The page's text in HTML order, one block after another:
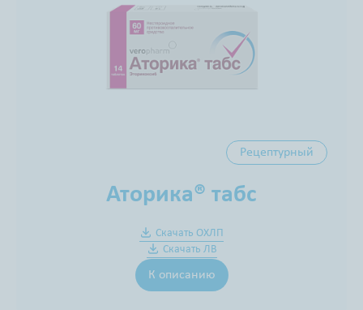
Рецептурный
Аторика® табс
Скачать ОХЛП
Скачать ЛВ
К описанию